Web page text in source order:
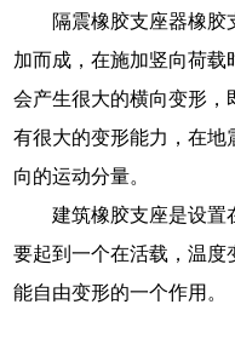
隔震橡胶支座器橡胶
加而成，在施加竖向荷载
会产生很大的横向变形，
有很大的变形能力，在地
向的运动分量。
建筑橡胶支座是设置
要起到一个在活载，温度
能自由变形的一个作用。